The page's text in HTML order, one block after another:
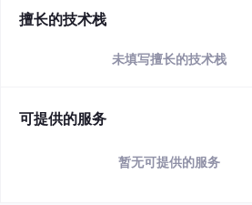
擅长的技术栈
未填写擅长的技术栈
可提供的服务
暂无可提供的服务